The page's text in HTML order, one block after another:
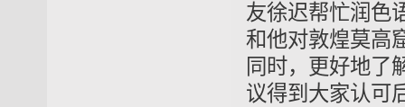
友徐迟帮忙润色
和他对敦煌莫高
同时，更好地了
议得到大家认可